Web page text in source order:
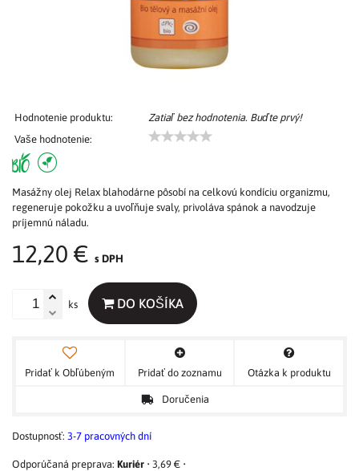
Hodnotenie produktu:
Zatiaľ bez hodnotenia. Buďte prvý!
Vaše hodnotenie:
Masážny olej Relax blahodárne pôsobí na celkovú kondíciu organizmu,
regeneruje pokožku a uvoľňuje svaly, privoláva spánok a navodzuje
príjemnú náladu.
12,20 € s DPH
ks DO KOŠÍKA
Pridať k Obľúbeným Pridať do zoznamu Otázka k produktu
Doručenia
Dostupnosť: 3-7 pracovných dní
Kuriér • 3,69 € •